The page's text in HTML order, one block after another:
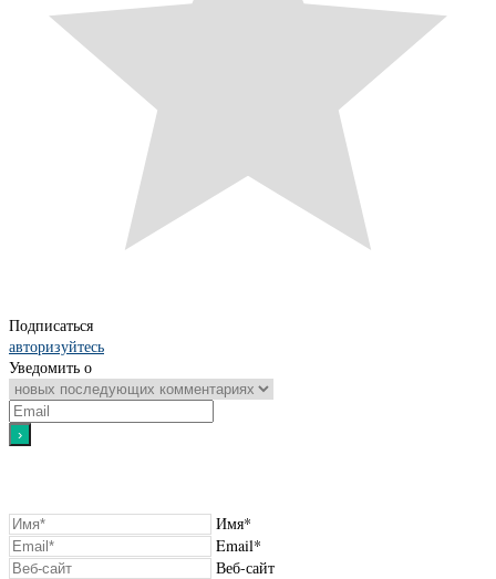
Подписаться
авторизуйтесь
Уведомить о
Имя*
Email*
Веб-сайт